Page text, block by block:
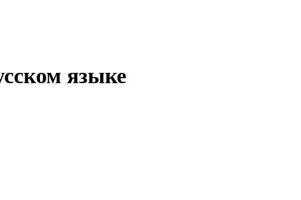
языке